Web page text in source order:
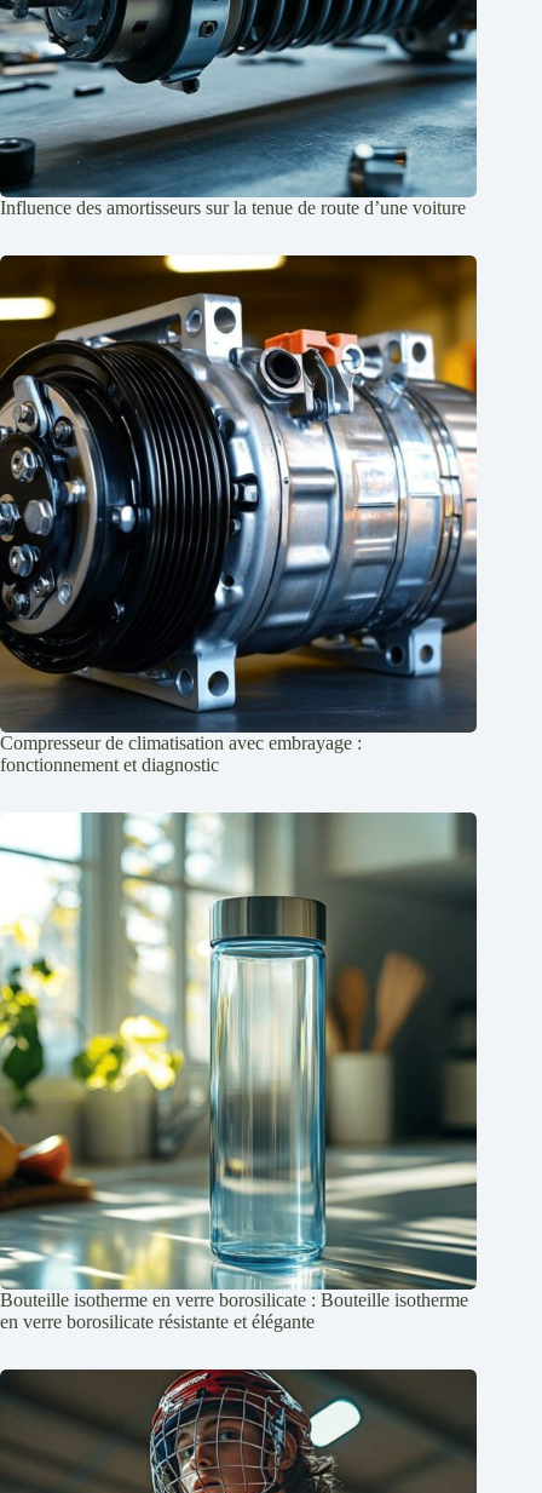
Influence des amortisseurs sur la tenue de route d’une voiture
Compresseur de climatisation avec embrayage :
fonctionnement et diagnostic
Bouteille isotherme en verre borosilicate : Bouteille isotherme
en verre borosilicate résistante et élégante